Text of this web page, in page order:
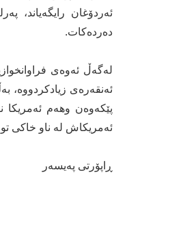
ئەردۆغان رایگەیاند،
دەردەکات.
لەگەڵ ئەوەی
ئەنقەرەی زیادکردووە،
پێکەوەن وهەم ئەمریکا
ئەمریکاش لە ناو خاکی
ڕاپۆرتی پەیسەر